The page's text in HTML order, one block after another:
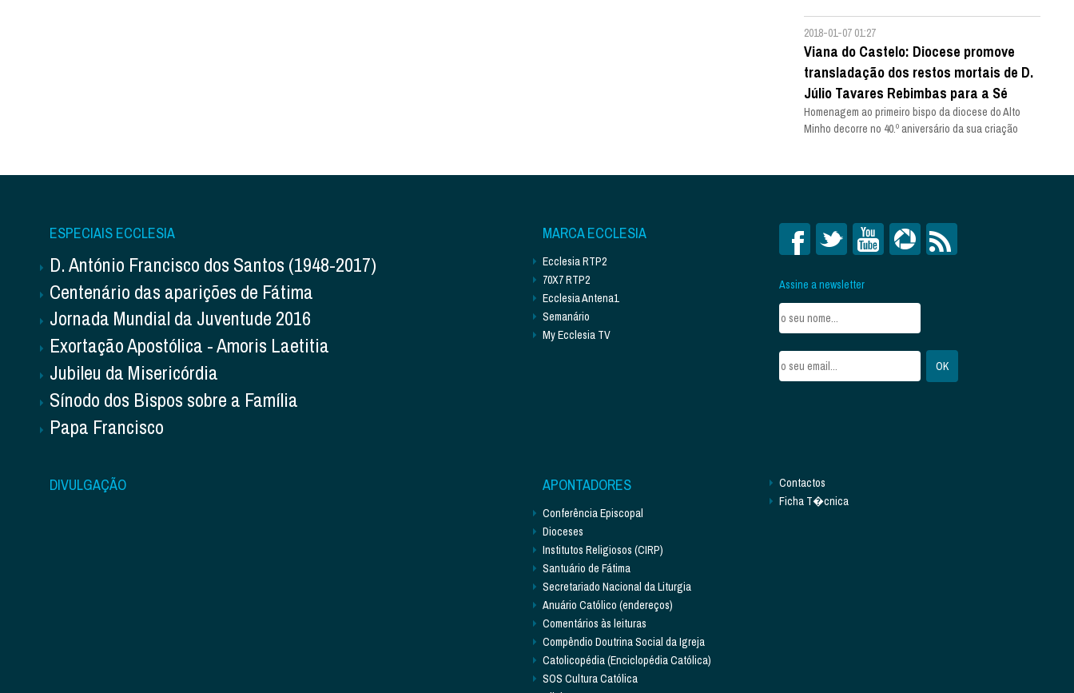
2018-01-07 01:27
Viana do Castelo: Diocese promove
transladação dos restos mortais de D.
Júlio Tavares Rebimbas para a Sé
Homenagem ao primeiro bispo da diocese do Alto
Minho decorre no 40.º aniversário da sua criação
ESPECIAIS ECCLESIA
D. António Francisco dos Santos (1948-2017)
Centenário das aparições de Fátima
Jornada Mundial da Juventude 2016
Exortação Apostólica - Amoris Laetitia
Jubileu da Misericórdia
Sínodo dos Bispos sobre a Família
Papa Francisco
MARCA ECCLESIA
Ecclesia RTP2
70X7 RTP2
Ecclesia Antena1
Semanário
My Ecclesia TV
Assine a newsletter
DIVULGAÇÃO APONTADORES
Conferência Episcopal
Dioceses
Institutos Religiosos (CIRP)
Santuário de Fátima
Secretariado Nacional da Liturgia
Anuário Católico (endereços)
Comentários às leituras
Compêndio Doutrina Social da Igreja
Catolicopédia (Enciclopédia Católica)
SOS Cultura Católica
Contactos
Ficha T�cnica